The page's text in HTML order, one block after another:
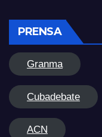
PRENSA
Granma
Cubadebate
ACN